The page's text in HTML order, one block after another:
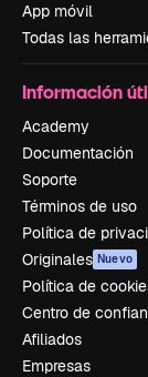
App móvil
Todas las
Información
Academy
Documentación
Soporte
Términos de uso
Política de
Originales Nuevo
Política de
Centro de
Afiliados
Empresas